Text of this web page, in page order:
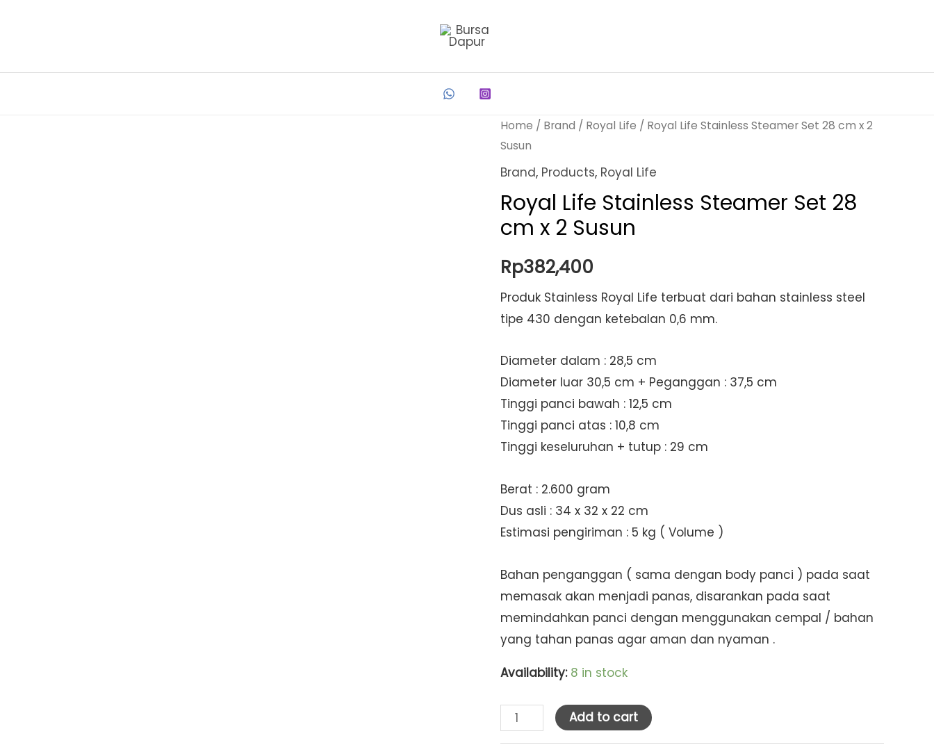
Home / Brand / Royal Life / Royal Life Stainless Steamer Set 28 cm x 2
Susun
Brand, Products, Royal Life
Royal Life Stainless Steamer Set 28
cm x 2 Susun
Rp382,400
Produk Stainless Royal Life terbuat dari bahan stainless steel
tipe 430 dengan ketebalan 0,6 mm.
Diameter dalam : 28,5 cm
Diameter luar 30,5 cm + Peganggan : 37,5 cm
Tinggi panci bawah : 12,5 cm
Tinggi panci atas : 10,8 cm
Tinggi keseluruhan + tutup : 29 cm
Berat : 2.600 gram
Dus asli : 34 x 32 x 22 cm
Estimasi pengiriman : 5 kg ( Volume )
Bahan penganggan ( sama dengan body panci ) pada saat
memasak akan menjadi panas, disarankan pada saat
memindahkan panci dengan menggunakan cempal / bahan
yang tahan panas agar aman dan nyaman .
Availability: 8 in stock
Royal
Life
Add to cart